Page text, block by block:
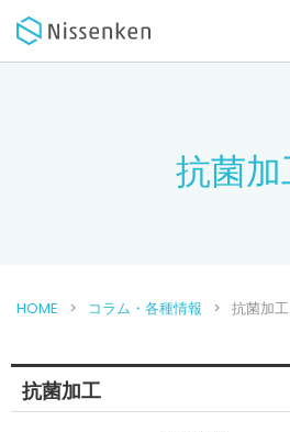
抗菌
HOME コラム・各種情報 抗菌加工
抗菌加工